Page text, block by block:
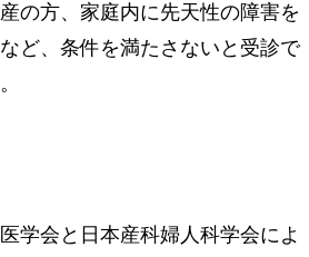
の方、家庭内に先天性の障害を
ど、条件を満たさないと受診で
学会と日本産科婦人科学会によ